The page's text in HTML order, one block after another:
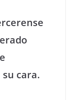
cara.